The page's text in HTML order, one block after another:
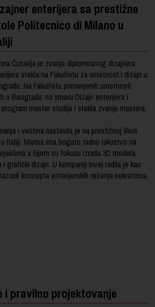
enterijera sa prestižne
Politecnico di Milano u
Ćuruvija je zvanje diplomiranog dizajnera
stekla na Fakultetu za umetnost i dizajn u
Na Fakultetu primenjenih umetnosti
u Beogradu, na smeru Dizajn enterijera i
master studija i stekla zvanje mastera.
i veština nastavila je na prestižnoj školi
Italiji. Marina ima bogato radno iskustvo na
u čijem su fokusu izrada 3D modela,
grafički dizajn. U kompaniji Invej radila je kao
koncepta enterijerskih rešenja nekretnina.
i pravilno projektovanje